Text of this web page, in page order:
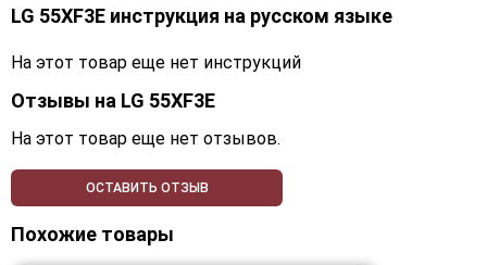
LG 55XF3E инструкция на русском языке
На этот товар еще нет инструкций
Отзывы на LG 55XF3E
На этот товар еще нет отзывов.
ОСТАВИТЬ ОТЗЫВ
Похожие товары